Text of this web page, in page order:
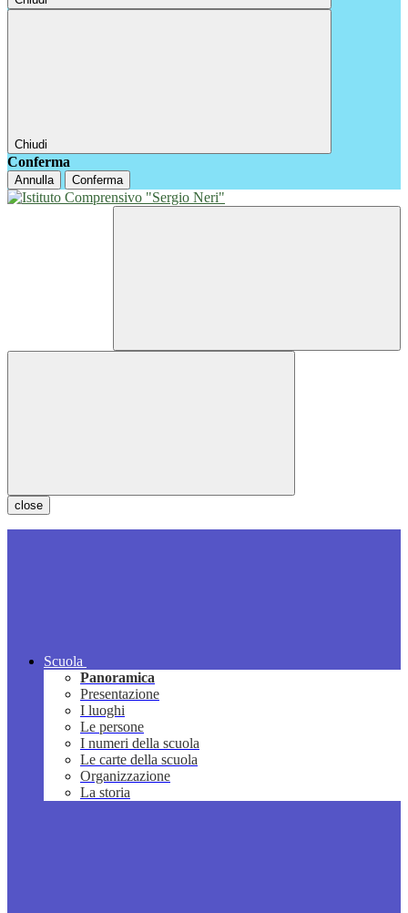
Chiudi
Conferma
Annulla Conferma
close
Scuola
Panoramica
Presentazione
I luoghi
Le persone
I numeri della scuola
Le carte della scuola
Organizzazione
La storia